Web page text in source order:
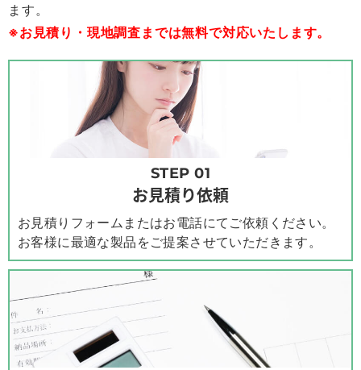
ます。
※お見積り・現地調査までは無料で対応いたします。
STEP 01
お見積り依頼
お見積りフォームまたはお電話にてご依頼ください。
お客様に最適な製品をご提案させていただきます。